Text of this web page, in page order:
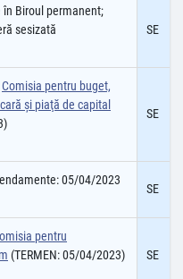
Biroul permanent;
sesizată
SE
Comisia pentru buget,
şi piaţă de capital
SE
05/04/2023
SE
pentru
(TERMEN: 05/04/2023) SE